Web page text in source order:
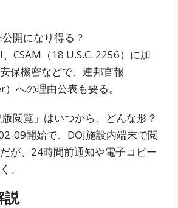
開になり得る？
CSAM（18 U.S.C. 2256）に加
保機密などで、連邦官報
）への理由公表も要る。
閲覧」はいつから、どんな形？
09開始で、DOJ施設内端末で閲
が、24時間前通知や電子コピー
。
説